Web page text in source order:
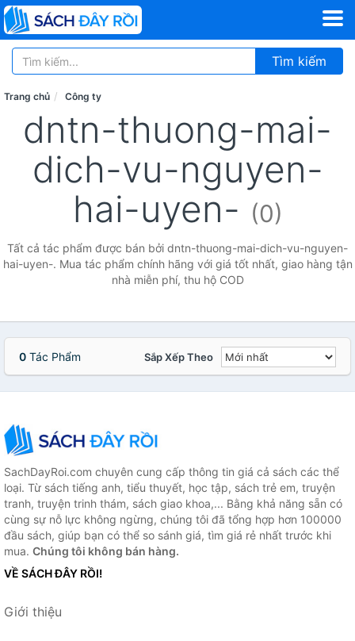
Tìm kiếm
Trang chủ Công ty
dntn-thuong-mai-
dich-vu-nguyen-
hai-uyen- (0)
Tất cả tác phẩm được bán bởi dntn-thuong-mai-dich-vu-nguyen-
hai-uyen-. Mua tác phẩm chính hãng với giá tốt nhất, giao hàng tận
nhà miễn phí, thu hộ COD
0 Tác Phẩm Sắp Xếp Theo
SachDayRoi.com chuyên cung cấp thông tin giá cả sách các thể
loại. Từ sách tiếng anh, tiểu thuyết, học tập, sách trẻ em, truyện
tranh, truyện trinh thám, sách giao khoa,... Bằng khả năng sẵn có
cùng sự nỗ lực không ngừng, chúng tôi đã tổng hợp hơn 100000
đầu sách, giúp bạn có thể so sánh giá, tìm giá rẻ nhất trước khi
mua. Chúng tôi không bán hàng.
VỀ SÁCH ĐÂY RỒI!
Giới thiệu